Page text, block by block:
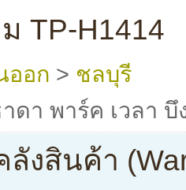
TP-H1414
ออก > ชลบุรี
ดา พาร์ค เวลา บึ
ลังสินค้า